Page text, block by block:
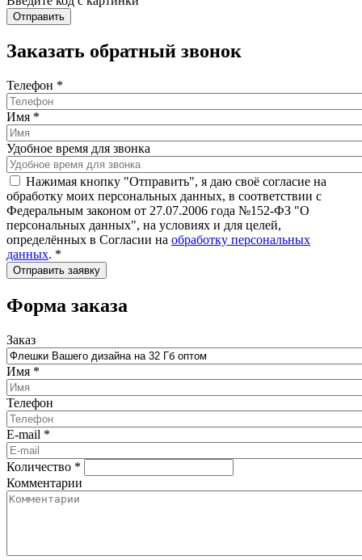
Заказать обратный звонок
Телефон *
Имя *
Удобное время для звонка
Нажимая кнопку "Отправить", я даю своё согласие на
обработку моих персональных данных, в соответствии с
Федеральным законом от 27.07.2006 года №152-ФЗ "О
персональных данных", на условиях и для целей,
определённых в Согласии на обработку персональных
данных. *
Форма заказа
Заказ
Имя *
Телефон
E-mail *
Количество *
Комментарии